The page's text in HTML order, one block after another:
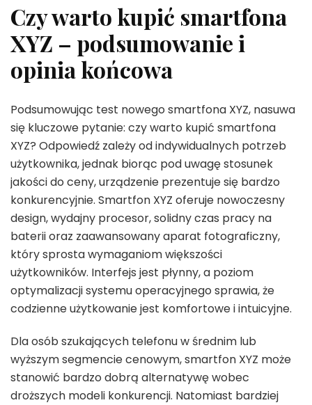
Czy warto kupić smartfona
XYZ – podsumowanie i
opinia końcowa
Podsumowując test nowego smartfona XYZ, nasuwa
się kluczowe pytanie: czy warto kupić smartfona
XYZ? Odpowiedź zależy od indywidualnych potrzeb
użytkownika, jednak biorąc pod uwagę stosunek
jakości do ceny, urządzenie prezentuje się bardzo
konkurencyjnie. Smartfon XYZ oferuje nowoczesny
design, wydajny procesor, solidny czas pracy na
baterii oraz zaawansowany aparat fotograficzny,
który sprosta wymaganiom większości
użytkowników. Interfejs jest płynny, a poziom
optymalizacji systemu operacyjnego sprawia, że
codzienne użytkowanie jest komfortowe i intuicyjne.
Dla osób szukających telefonu w średnim lub
wyższym segmencie cenowym, smartfon XYZ może
stanowić bardzo dobrą alternatywę wobec
droższych modeli konkurencji. Natomiast bardziej